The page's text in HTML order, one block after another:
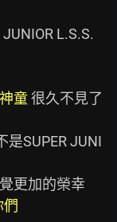
JUNIOR L.S.S.
童 很久不見了
們